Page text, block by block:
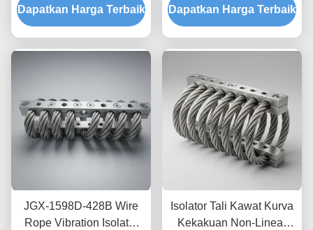
Perawatan Shock Mount
Baja Tahan Karat
Dapatkan Harga Terbaik
Gesekan Bebas Oli,
Peredam untuk
Dapatkan Harga Terbaik
JGX-1598D-428B Wire
Rope Vibration Isolator
Isolator Tali Kawat Kurva
Kekakuan Non-Linear